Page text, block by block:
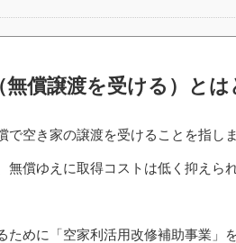
償譲渡を受ける）と
空き家の譲渡を受けることを指し
償ゆえに取得コストは低く抑えら
めに「空家利活用改修補助事業」